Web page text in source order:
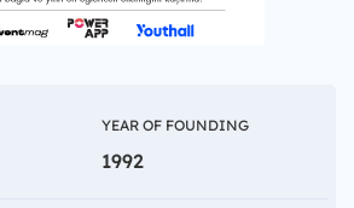
YEAR OF FOUNDING
1992